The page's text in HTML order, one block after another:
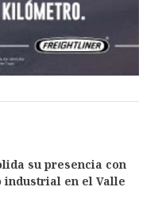
su presencia con
industrial en el Valle